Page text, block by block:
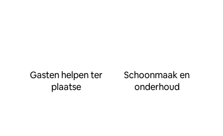
Gasten helpen ter
plaatse
Schoonmaak en
onderhoud